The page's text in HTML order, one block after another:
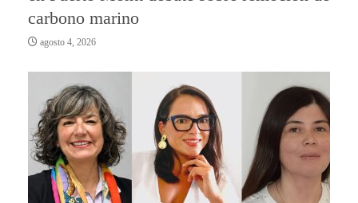
carbono marino
agosto 4, 2026